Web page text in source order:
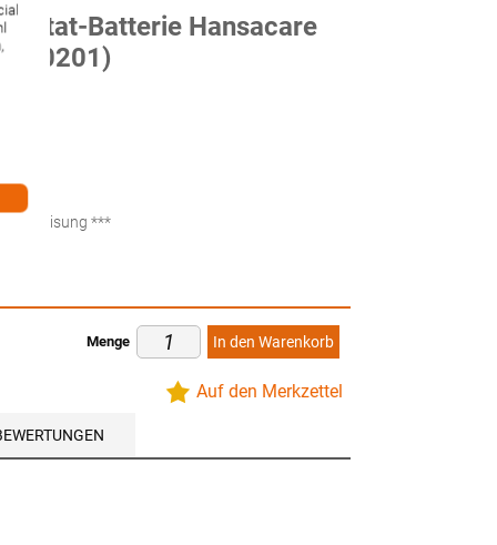
Batterie Hansacare
***
Menge In den Warenkorb
Auf den Merkzettel